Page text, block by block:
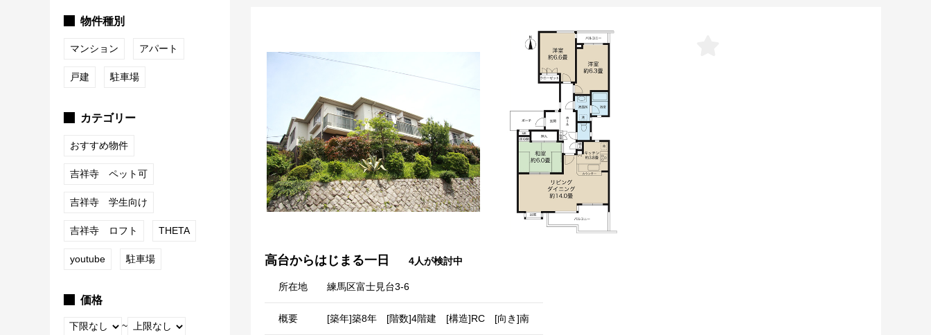
物件種別
マンション アパート
戸建 駐車場
カテゴリー
おすすめ物件
吉祥寺 ペット可
吉祥寺 学生向け
吉祥寺 ロフト THETA
youtube 駐車場
価格
~
高台からはじまる一日 4人が検討中
所在地 練馬区富士見台3-6
概要 [築年]築8年 [階数]4階建 [構造]RC [向き]南